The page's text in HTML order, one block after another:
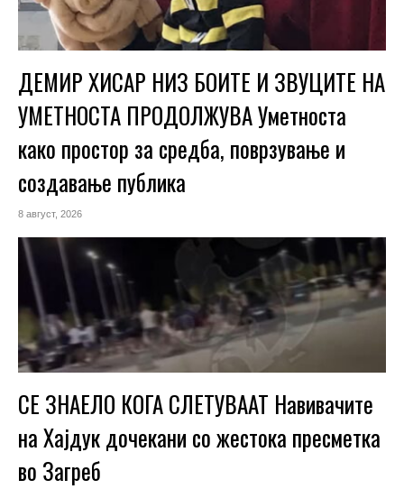
ДЕМИР ХИСАР НИЗ БОИТЕ И ЗВУЦИТЕ НА
УМЕТНОСТА ПРОДОЛЖУВА Уметноста
како простор за средба, поврзување и
создавање публика
8 август, 2026
СЕ ЗНАЕЛО КОГА СЛЕТУВААТ Навивачите
на Хајдук дочекани со жестока пресметка
во Загреб